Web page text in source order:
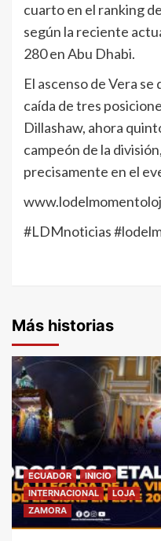
cuarto en el ranking
según la reciente
280 en Abu Dhabi.
El ascenso de Vera
caída de tres
Dillashaw, ahora
campeón de la
precisamente en el
#LDMnoticias
Más historias
ECUADOR
INICIO
INTERNACIONAL
LOJA
ZAMORA